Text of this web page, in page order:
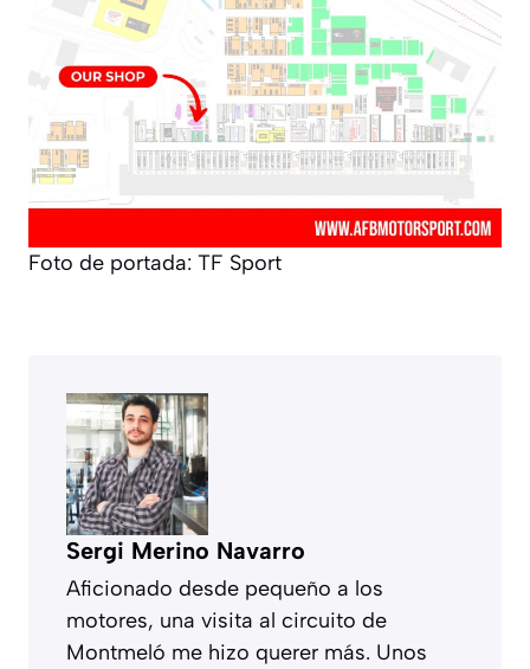
Foto de portada: TF Sport
Sergi Merino Navarro
Aficionado desde pequeño a los
motores, una visita al circuito de
Montmeló me hizo querer más. Unos